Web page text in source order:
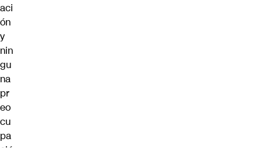
aci
ón
y
nin
gu
na
pr
eo
cu
pa